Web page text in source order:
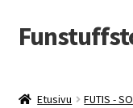
Siirry
navigointiin
Siirry
sisältöön
Etusivu FUTIS -